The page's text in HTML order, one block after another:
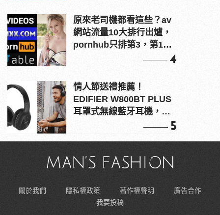
原來老司機都看這些？av
網站流量10大排行出爐，
pornhub只排第3，第1名
4
情人節送禮推薦！
EDIFIER W800BT PLUS
耳罩式無線藍牙耳機，在
5
關於我們 隱私權政策 著作權聲明
廣告合作
我要投稿